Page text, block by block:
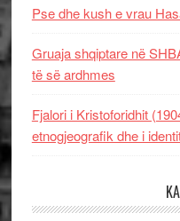
Pse dhe kush e vrau
Gruaja shqiptare në
të së ardhmes
Fjalori i Kristoforidhit
etnogjeografik dhe i